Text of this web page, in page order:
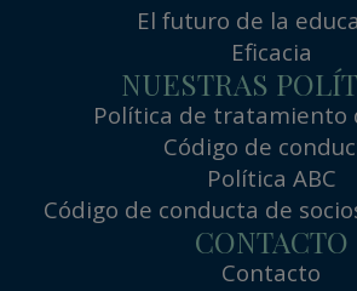
El futuro de la
Eficacia
NUESTRAS
Política de tratamiento
Código de
Política ABC
Código de conducta de
CONTACTO
Contacto